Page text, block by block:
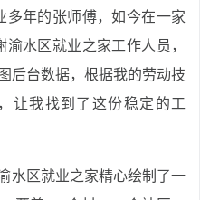
多年的张师傅，如今在一家
水区就业之家工作人员，
后台数据，根据我的劳动技
让我找到了这份稳定的工
水区就业之家精心绘制了一